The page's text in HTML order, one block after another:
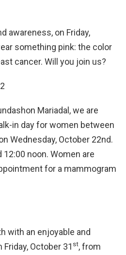
awareness, on Friday,
something pink: the color
cancer. Will you join us?
Mariadal, we are
in day for women between
Wednesday, October 22nd.
12:00 noon. Women are
for a mammogram
with an enjoyable and
October 31 st, from